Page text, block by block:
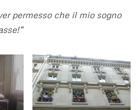
permesso che il mio sogno